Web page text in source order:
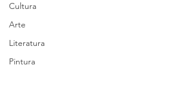
Cultura
Arte
Literatura
Pintura